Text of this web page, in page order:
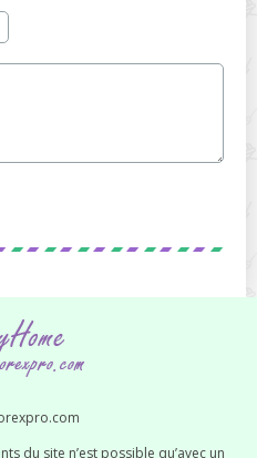
du site n’est possible qu’avec un